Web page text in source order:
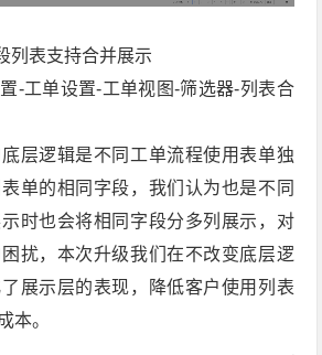
列表支持合并展示
-工单设置-工单视图-筛选器-列表合
层逻辑是不同工单流程使用表单独
单的相同字段，我们认为也是不同
时也会将相同字段分多列展示，对
扰，本次升级我们在不改变底层逻
展示层的表现，降低客户使用列表
本。